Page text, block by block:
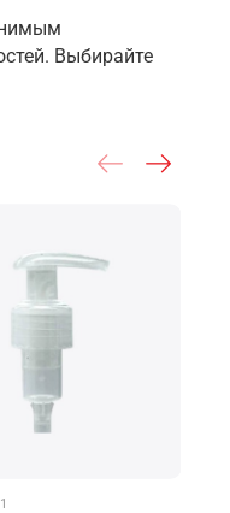
Выбирайте